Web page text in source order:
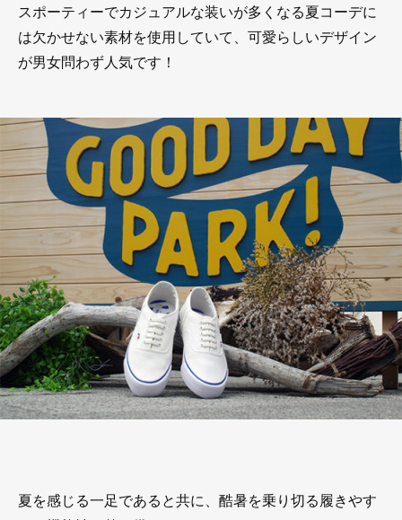
スポーティーでカジュアルな装いが多くなる夏コーデに
は欠かせない素材を使用していて、可愛らしいデザイン
が男女問わず人気です！
夏を感じる一足であると共に、酷暑を乗り切る履きやす